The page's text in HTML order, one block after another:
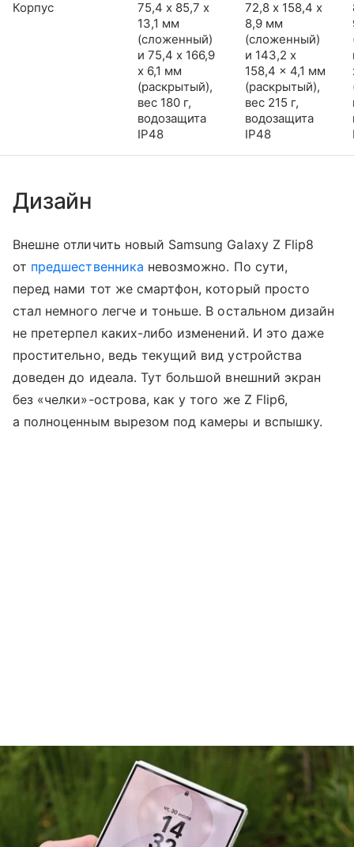
Корпус
75,4 х 85,7 х
13,1 мм
(сложенный)
и 75,4 x 166,9
x 6,1 мм
(раскрытый),
вес 180 г,
водозащита
IP48
72,8 х 158,4 х
8,9 мм
(сложенный)
и 143,2 x
158,4 x 4,1 мм
(раскрытый),
вес 215 г,
водозащита
IP48
Дизайн
Внешне отличить новый Samsung Galaxy Z Flip8
от предшественника невозможно. По сути,
перед нами тот же смартфон, который просто
стал немного легче и тоньше. В остальном дизайн
не претерпел каких-либо изменений. И это даже
простительно, ведь текущий вид устройства
доведен до идеала. Тут большой внешний экран
без «челки»-острова, как у того же Z Flip6,
а полноценным вырезом под камеры и вспышку.